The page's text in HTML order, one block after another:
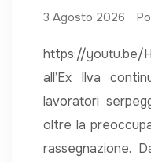
3 Agosto 2026
https://youtu.be/
all’Ex Ilva
lavoratori
oltre la
rassegnazione.